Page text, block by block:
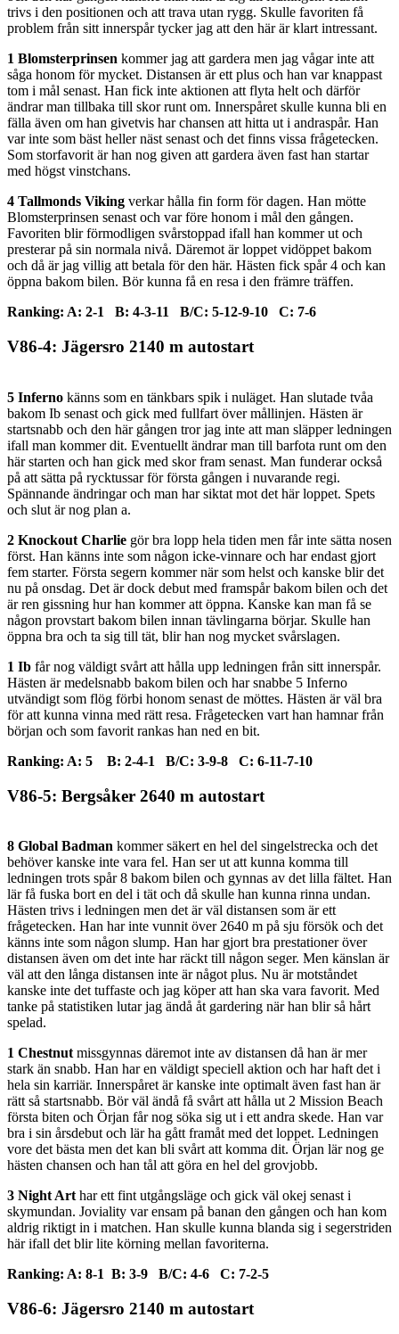
trivs i den positionen och att trava utan rygg. Skulle favoriten få
problem från sitt innerspår tycker jag att den här är klart intressant.
1 Blomsterprinsen kommer jag att gardera men jag vågar inte att
såga honom för mycket. Distansen är ett plus och han var knappast
tom i mål senast. Han fick inte aktionen att flyta helt och därför
ändrar man tillbaka till skor runt om. Innerspåret skulle kunna bli en
fälla även om han givetvis har chansen att hitta ut i andraspår. Han
var inte som bäst heller näst senast och det finns vissa frågetecken.
Som storfavorit är han nog given att gardera även fast han startar
med högst vinstchans.
4 Tallmonds Viking verkar hålla fin form för dagen. Han mötte
Blomsterprinsen senast och var före honom i mål den gången.
Favoriten blir förmodligen svårstoppad ifall han kommer ut och
presterar på sin normala nivå. Däremot är loppet vidöppet bakom
och då är jag villig att betala för den här. Hästen fick spår 4 och kan
öppna bakom bilen. Bör kunna få en resa i den främre träffen.
Ranking: A: 2-1 B: 4-3-11 B/C: 5-12-9-10 C: 7-6
V86-4: Jägersro 2140 m autostart
5 Inferno känns som en tänkbars spik i nuläget. Han slutade tvåa
bakom Ib senast och gick med fullfart över mållinjen. Hästen är
startsnabb och den här gången tror jag inte att man släpper ledningen
ifall man kommer dit. Eventuellt ändrar man till barfota runt om den
här starten och han gick med skor fram senast. Man funderar också
på att sätta på rycktussar för första gången i nuvarande regi.
Spännande ändringar och man har siktat mot det här loppet. Spets
och slut är nog plan a.
2 Knockout Charlie gör bra lopp hela tiden men får inte sätta nosen
först. Han känns inte som någon icke-vinnare och har endast gjort
fem starter. Första segern kommer när som helst och kanske blir det
nu på onsdag. Det är dock debut med framspår bakom bilen och det
är ren gissning hur han kommer att öppna. Kanske kan man få se
någon provstart bakom bilen innan tävlingarna börjar. Skulle han
öppna bra och ta sig till tät, blir han nog mycket svårslagen.
1 Ib får nog väldigt svårt att hålla upp ledningen från sitt innerspår.
Hästen är medelsnabb bakom bilen och har snabbe 5 Inferno
utvändigt som flög förbi honom senast de möttes. Hästen är väl bra
för att kunna vinna med rätt resa. Frågetecken vart han hamnar från
början och som favorit rankas han ned en bit.
Ranking: A: 5 B: 2-4-1 B/C: 3-9-8 C: 6-11-7-10
V86-5: Bergsåker 2640 m autostart
8 Global Badman kommer säkert en hel del singelstrecka och det
behöver kanske inte vara fel. Han ser ut att kunna komma till
ledningen trots spår 8 bakom bilen och gynnas av det lilla fältet. Han
lär få fuska bort en del i tät och då skulle han kunna rinna undan.
Hästen trivs i ledningen men det är väl distansen som är ett
frågetecken. Han har inte vunnit över 2640 m på sju försök och det
känns inte som någon slump. Han har gjort bra prestationer över
distansen även om det inte har räckt till någon seger. Men känslan är
väl att den långa distansen inte är något plus. Nu är motståndet
kanske inte det tuffaste och jag köper att han ska vara favorit. Med
tanke på statistiken lutar jag ändå åt gardering när han blir så hårt
spelad.
1 Chestnut missgynnas däremot inte av distansen då han är mer
stark än snabb. Han har en väldigt speciell aktion och har haft det i
hela sin karriär. Innerspåret är kanske inte optimalt även fast han är
rätt så startsnabb. Bör väl ändå få svårt att hålla ut 2 Mission Beach
första biten och Örjan får nog söka sig ut i ett andra skede. Han var
bra i sin årsdebut och lär ha gått framåt med det loppet. Ledningen
vore det bästa men det kan bli svårt att komma dit. Örjan lär nog ge
hästen chansen och han tål att göra en hel del grovjobb.
3 Night Art har ett fint utgångsläge och gick väl okej senast i
skymundan. Joviality var ensam på banan den gången och han kom
aldrig riktigt in i matchen. Han skulle kunna blanda sig i segerstriden
här ifall det blir lite körning mellan favoriterna.
Ranking: A: 8-1 B: 3-9 B/C: 4-6 C: 7-2-5
V86-6: Jägersro 2140 m autostart